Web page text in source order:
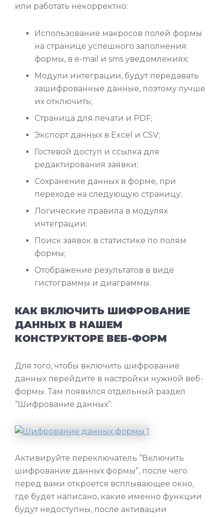
или работать некорректно:
Использование макросов полей формы
на странице успешного заполнения
формы, в e-mail и sms уведомлениях;
Модули интеграции, будут передавать
зашифрованные данные, поэтому лучше
их отключить;
Страница для печати и PDF;
Экспорт данных в Excel и CSV;
Гостевой доступ и ссылка для
редактирования заявки;
Сохранение данных в форме, при
переходе на следующую страницу;
Логические правила в модулях
интеграции;
Поиск заявок в статистике по полям
формы;
Отображение результатов в виде
гистограммы и диаграммы.
КАК ВКЛЮЧИТЬ ШИФРОВАНИЕ
ДАННЫХ В НАШЕМ
КОНСТРУКТОРЕ ВЕБ-ФОРМ
Для того, чтобы включить шифрование
данных перейдите в настройки нужной веб-
формы. Там появился отдельный раздел
“Шифрование данных”:
Активируйте переключатель “Включить
шифрование данных формы”, после чего
перед вами откроется всплывающее окно,
где будет написано, какие именно функции
будут недоступны, после активации